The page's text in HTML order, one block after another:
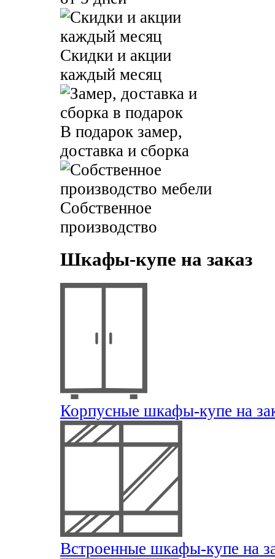
Скидки и акции
каждый месяц
В подарок замер,
доставка и сборка
Собственное
производство
Шкафы-купе на заказ
Корпусные шкафы-купе на
Встроенные шкафы-купе на